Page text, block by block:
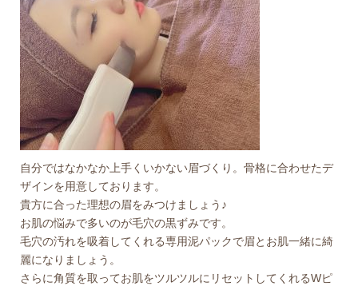
自分ではなかなか上手くいかない眉づくり。骨格に合わせたデ
ザインを用意しております。
貴方に合った理想の眉をみつけましょう♪
お肌の悩みで多いのが毛穴の黒ずみです。
毛穴の汚れを吸着してくれる専用泥パックで眉とお肌一緒に綺
麗になりましょう。
さらに角質を取ってお肌をツルツルにリセットしてくれるWピ